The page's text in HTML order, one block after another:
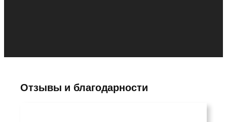
Отзывы и благодарности